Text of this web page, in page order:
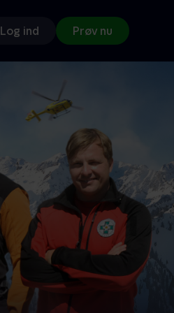
Log ind Prøv nu